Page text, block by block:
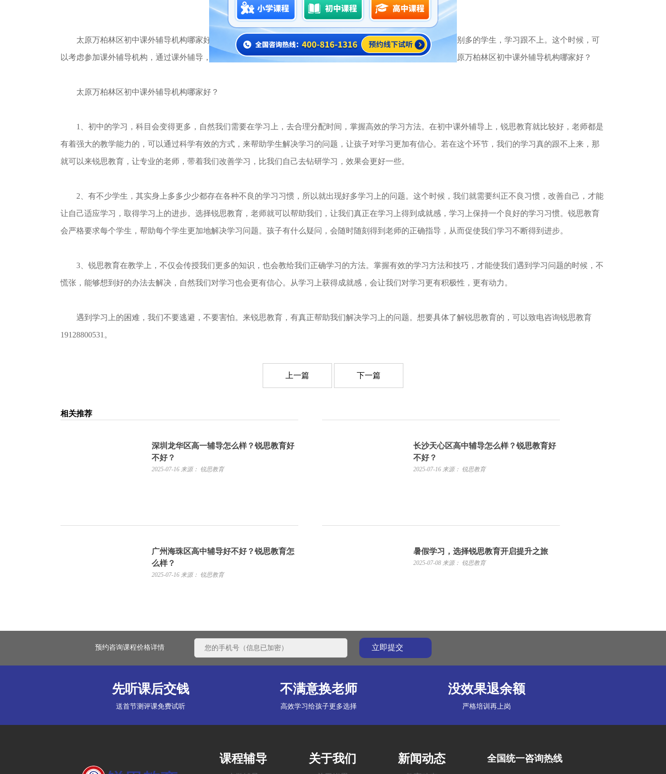
2026-06-03
太原万柏林区初中课外辅导机构哪家好？现在学生的学习压力，都是比较大的。特别是到了初中之后，会有特别多的学生，学习跟不上。这个时候，可
以考虑参加课外辅导机构，通过课外辅导，来帮助我们改善学习，解决学习上的一些问题，那我们就具体来看看太原万柏林区初中课外辅导机构哪家好？
太原万柏林区初中课外辅导机构哪家好？
1、初中的学习，科目会变得更多，自然我们需要在学习上，去合理分配时间，掌握高效的学习方法。在初中课外辅导上，锐思教育就比较好，老师都是
有着强大的教学能力的，可以通过科学有效的方式，来帮助学生解决学习的问题，让孩子对学习更加有信心。若在这个环节，我们的学习真的跟不上来，那
就可以来锐思教育，让专业的老师，带着我们改善学习，比我们自己去钻研学习，效果会更好一些。
2、有不少学生，其实身上多多少少都存在各种不良的学习习惯，所以就出现好多学习上的问题。这个时候，我们就需要纠正不良习惯，改善自己，才能
让自己适应学习，取得学习上的进步。选择锐思教育，老师就可以帮助我们，让我们真正在学习上得到成就感，学习上保持一个良好的学习习惯。锐思教育
会严格要求每个学生，帮助每个学生更加地解决学习问题。孩子有什么疑问，会随时随刻得到老师的正确指导，从而促使我们学习不断得到进步。
3、锐思教育在教学上，不仅会传授我们更多的知识，也会教给我们正确学习的方法。掌握有效的学习方法和技巧，才能使我们遇到学习问题的时候，不
慌张，能够想到好的办法去解决，自然我们对学习也会更有信心。从学习上获得成就感，会让我们对学习更有积极性，更有动力。
遇到学习上的困难，我们不要逃避，不要害怕。来锐思教育，有真正帮助我们解决学习上的问题。想要具体了解锐思教育的，可以致电咨询锐思教育
19128800531。
上一篇 下一篇
相关推荐
深圳龙华区高一辅导怎么样？锐思教育好
不好？
2025-07-16 来源： 锐思教育
长沙天心区高中辅导怎么样？锐思教育好
不好？
2025-07-16 来源： 锐思教育
广州海珠区高中辅导好不好？锐思教育怎
么样？
2025-07-16 来源： 锐思教育
暑假学习，选择锐思教育开启提升之旅
2025-07-08 来源： 锐思教育
预约咨询课程价格详情
先听课后交钱
送首节测评课免费试听
不满意换老师
高效学习给孩子更多选择
没效果退余额
严格培训再上岗
课程辅导 关于我们 新闻动态 全国统一咨询热线